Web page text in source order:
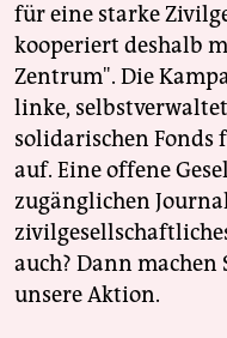
für eine starke
kooperiert deshalb
Zentrum". Die
linke,
solidarischen Fonds
auf. Eine offene
zugänglichen
auch? Dann
unsere Aktion.